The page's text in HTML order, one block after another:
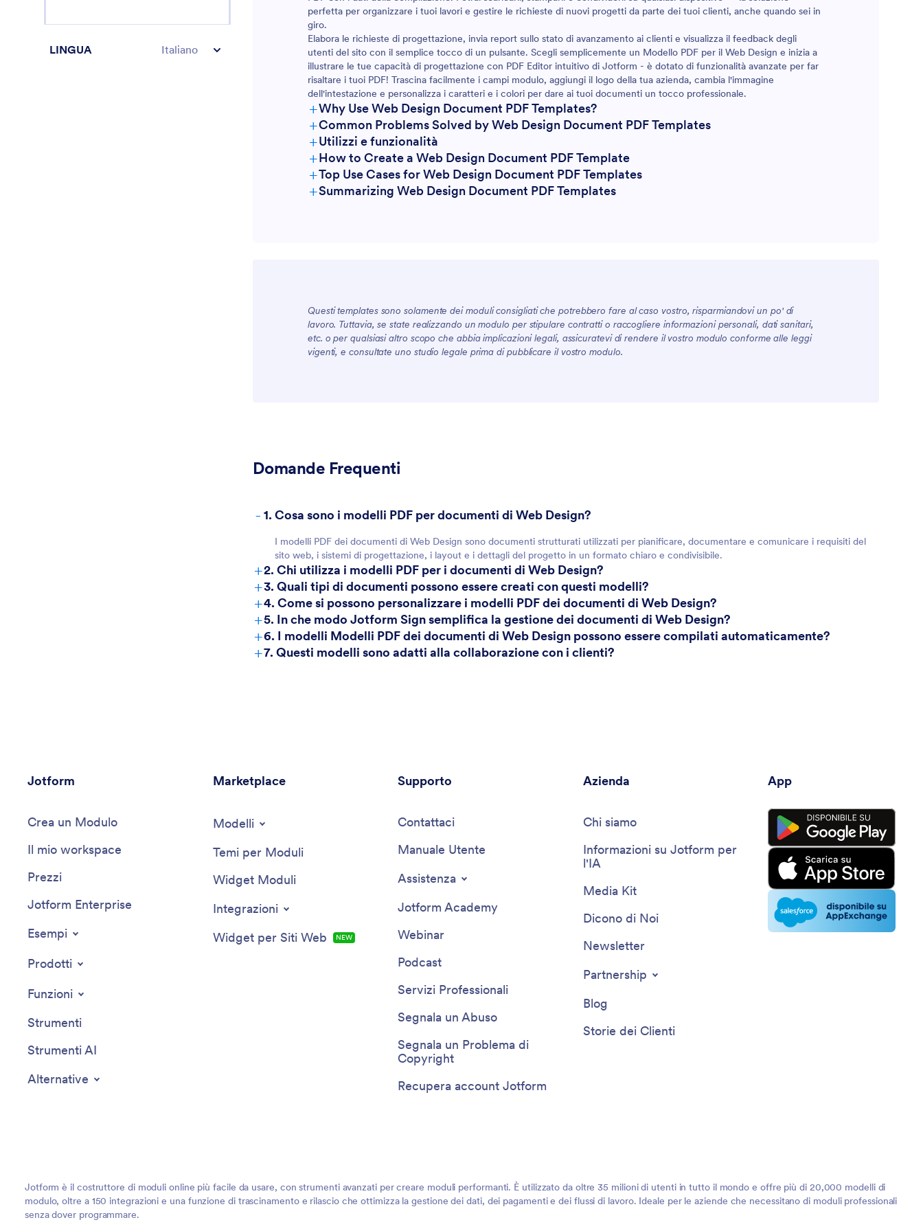
risultato che desideri ottenere.
perfetta per organizzare i tuoi lavori e gestire le richieste di nuovi progetti da parte dei tuoi clienti, anche quando sei in
giro.
Elabora le richieste di progettazione, invia report sullo stato di avanzamento ai clienti e visualizza il feedback degli
utenti del sito con il semplice tocco di un pulsante. Scegli semplicemente un Modello PDF per il Web Design e inizia a
illustrare le tue capacità di progettazione con PDF Editor intuitivo di Jotform - è dotato di funzionalità avanzate per far
risaltare i tuoi PDF! Trascina facilmente i campi modulo, aggiungi il logo della tua azienda, cambia l'immagine
dell'intestazione e personalizza i caratteri e i colori per dare ai tuoi documenti un tocco professionale.
+Why Use Web Design Document PDF Templates?
+Common Problems Solved by Web Design Document PDF Templates
+Utilizzi e funzionalità
+How to Create a Web Design Document PDF Template
+Top Use Cases for Web Design Document PDF Templates
For Managers
+Summarizing Web Design Document PDF Templates
Questi templates sono solamente dei moduli consigliati che potrebbero fare al caso vostro, risparmiandovi un po' di
lavoro. Tuttavia, se state realizzando un modulo per stipulare contratti o raccogliere informazioni personali, dati sanitari,
etc. o per qualsiasi altro scopo che abbia implicazioni legali, assicuratevi di rendere il vostro modulo conforme alle leggi
vigenti, e consultate uno studio legale prima di pubblicare il vostro modulo.
Domande Frequenti
- 1. Cosa sono i modelli PDF per documenti di Web Design?
I modelli PDF dei documenti di Web Design sono documenti strutturati utilizzati per pianificare, documentare e comunicare i requisiti del
sito web, i sistemi di progettazione, i layout e i dettagli del progetto in un formato chiaro e condivisibile.
+2. Chi utilizza i modelli PDF per i documenti di Web Design?
+3. Quali tipi di documenti possono essere creati con questi modelli?
+4. Come si possono personalizzare i modelli PDF dei documenti di Web Design?
+5. In che modo Jotform Sign semplifica la gestione dei documenti di Web Design?
+6. I modelli Modelli PDF dei documenti di Web Design possono essere compilati automaticamente?
+7. Questi modelli sono adatti alla collaborazione con i clienti?
LINGUA Italiano
Jotform
Crea un Modulo
Il mio workspace
Prezzi
Jotform Enterprise
Esempi
Prodotti
Funzioni
Strumenti
Strumenti AI
Alternative
Marketplace
Modelli
Temi per Moduli
Widget Moduli
Integrazioni
Widget per Siti Web
NEW
Supporto
Contattaci
Manuale Utente
Assistenza
Jotform Academy
Webinar
Podcast
Servizi Professionali
Segnala un Abuso
Segnala un Problema di
Copyright
Recupera account Jotform
Azienda
Chi siamo
Informazioni su Jotform per
l'IA
Media Kit
Dicono di Noi
Newsletter
Partnership
Blog
Storie dei Clienti
App
Jotform è il costruttore di moduli online più facile da usare, con strumenti avanzati per creare moduli performanti. È utilizzato da oltre 35 milioni di utenti in tutto il mondo e offre più di 20,000 modelli di
modulo, oltre a 150 integrazioni e una funzione di trascinamento e rilascio che ottimizza la gestione dei dati, dei pagamenti e dei flussi di lavoro. Ideale per le aziende che necessitano di moduli professionali
senza dover programmare.